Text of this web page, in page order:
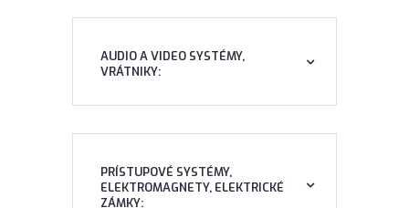
AUDIO A VIDEO SYSTÉMY,
VRÁTNIKY:
PRÍSTUPOVÉ SYSTÉMY,
ELEKTROMAGNETY, ELEKTRICKÉ
ZÁMKY: